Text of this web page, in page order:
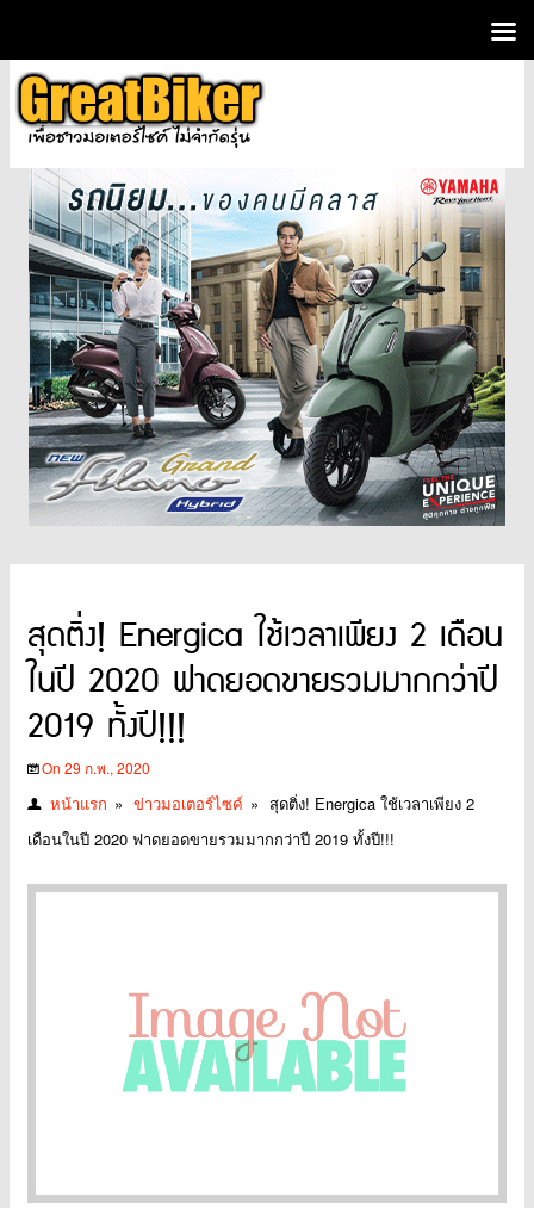
สุดติ่ง! Energica ใช้เวลาเพียง 2 เดือน
ในปี 2020 ฟาดยอดขายรวมมากกว่าปี
2019 ทั้งปี!!!
On 29 ก.พ., 2020
หน้าแรก » ข่าวมอเตอร์ไซค์ » สุดติ่ง! Energica ใช้เวลาเพียง 2
เดือนในปี 2020 ฟาดยอดขายรวมมากกว่าปี 2019 ทั้งปี!!!